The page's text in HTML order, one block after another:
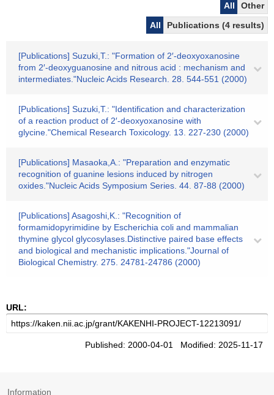
All
Other
All
Publications (4 results)
[Publications] Suzuki,T.: "Formation of 2′-deoxyoxanosine
from 2′-deoxyguanosine and nitrous acid : mechanism and
intermediates."Nucleic Acids Research. 28. 544-551 (2000)
[Publications] Suzuki,T.: "Identification and characterization
of a reaction product of 2′-deoxyoxanosine with
glycine."Chemical Research Toxicology. 13. 227-230 (2000)
[Publications] Masaoka,A.: "Preparation and enzymatic
recognition of guanine lesions induced by nitrogen
oxides."Nucleic Acids Symposium Series. 44. 87-88 (2000)
[Publications] Asagoshi,K.: "Recognition of
formamidopyrimidine by Escherichia coli and mammalian
thymine glycol glycosylases.Distinctive paired base effects
and biological and mechanistic implications."Journal of
Biological Chemistry. 275. 24781-24786 (2000)
URL:
Published: 2000-04-01 Modified: 2025-11-17
Information